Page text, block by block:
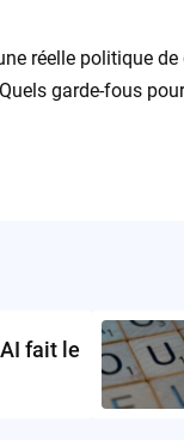
réelle politique
garde-fous
fait le